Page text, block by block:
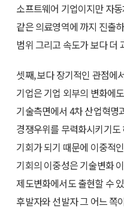
소프트웨어 기업이지만 자
같은 의료영역에 까지 진출
범위 그리고 속도가 보다 더
셋째, 보다 장기적인 관점에
기업은 기업 외부의 변화에
기술측면에서 4차 산업혁명
경쟁우위를 무력화시키기
기회가 되기 때문에 이중적
기회의 이중성은 기술변화
제도변화에서도 출현할 수
후발자와 선발자 그 어느 쪽